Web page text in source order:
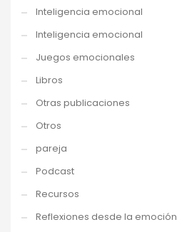
Inteligencia emocional
Inteligencia emocional
Juegos emocionales
Libros
Otras publicaciones
Otros
pareja
Podcast
Recursos
Reflexiones desde la emoción